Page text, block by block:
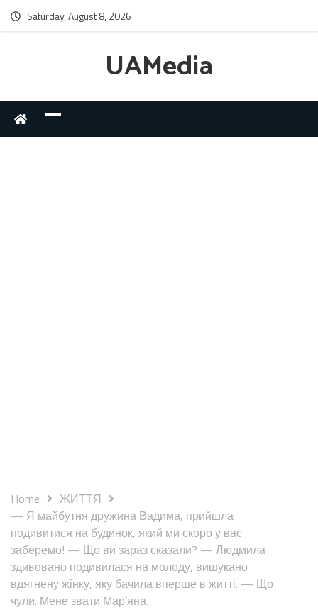
Saturday, August 8, 2026
UAMedia
Home
ЖИТТЯ
— Я майбутня дружина Вадима, прийшла
подивитися на будинок, який ми скоро у вас
заберемо! — Що ви зараз сказали? — Людмила
здивовано подивилася на молоду, вишукано
вдягнену жінку, яку бачила вперше в житті. — Що
чули. Мене звати Мар’яна.